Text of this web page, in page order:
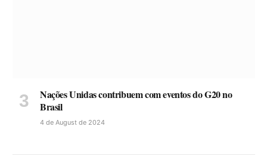
Nações Unidas contribuem com eventos do G20 no
Brasil
4 de August de 2024